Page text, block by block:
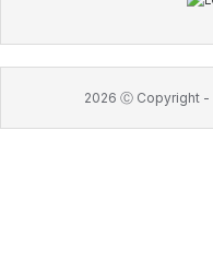
2026 Ⓒ Copyright -